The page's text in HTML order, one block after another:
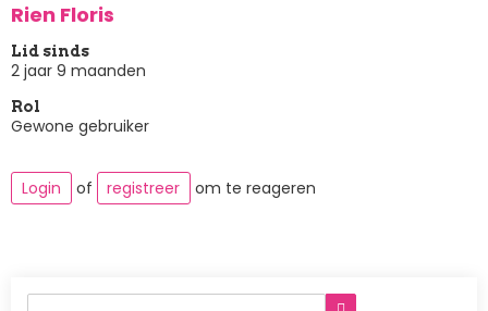
Rien Floris
Lid sinds
2 jaar 9 maanden
Rol
Gewone gebruiker
Login of registreer om te reageren